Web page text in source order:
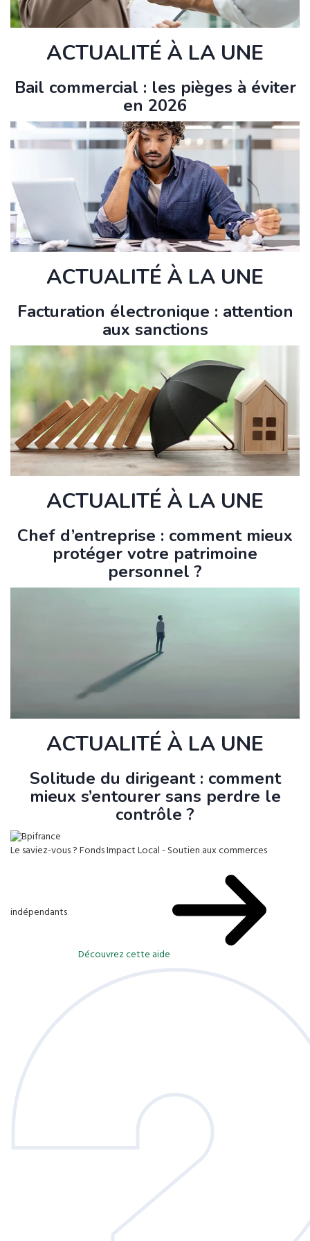
ACTUALITÉ À LA UNE
Bail commercial : les pièges à éviter
en 2026
ACTUALITÉ À LA UNE
Facturation électronique : attention
aux sanctions
ACTUALITÉ À LA UNE
Chef d’entreprise : comment mieux
protéger votre patrimoine
personnel ?
ACTUALITÉ À LA UNE
Solitude du dirigeant : comment
mieux s’entourer sans perdre le
contrôle ?
Le saviez-vous ?Fonds Impact Local - Soutien aux commerces
indépendants
Découvrez cette aide